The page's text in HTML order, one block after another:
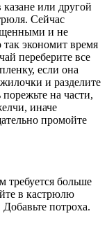
или другой
Сейчас
и не
экономит время
переберите все
если она
и разделите
на части,
иначе
промойте
требуется больше
в кастрюлю
потроха.